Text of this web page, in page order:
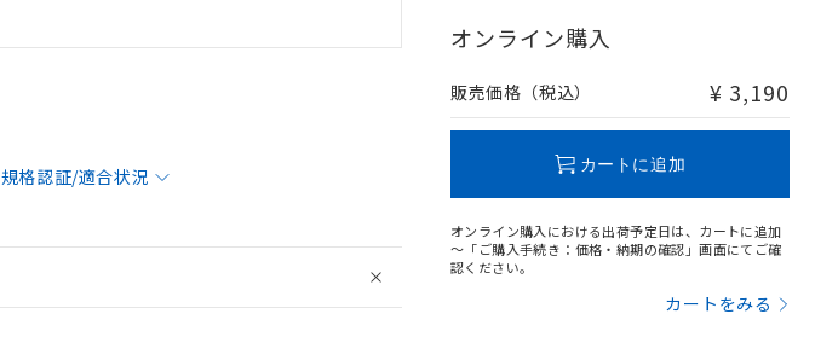
規格認証/適合状況
オンライン購入
販売価格（税込） ¥ 3,190
カートに追加
オンライン購入における出荷予定日は、カートに追加
～「ご購入手続き：価格・納期の確認」画面にてご確
認ください。
カートをみる